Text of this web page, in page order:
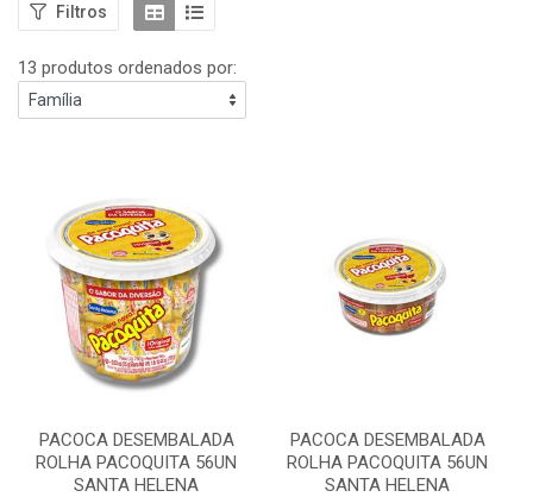
Filtros
13 produtos ordenados por:
PACOCA DESEMBALADA
ROLHA PACOQUITA 56UN
SANTA HELENA
PACOCA DESEMBALADA
ROLHA PACOQUITA 56UN
SANTA HELENA